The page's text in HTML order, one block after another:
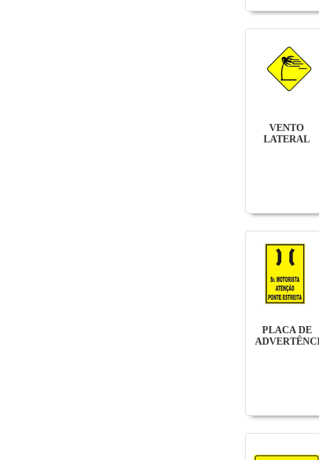
VENTO
LATERAL
PLACA DE